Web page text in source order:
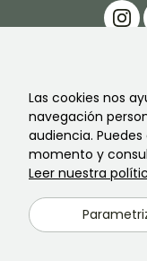
Las cookies nos
navegación
audiencia.
momento y
Leer nuestra
PROMESSE DE FLEURS
La marca
Nuestra historia
Nuestras plantas